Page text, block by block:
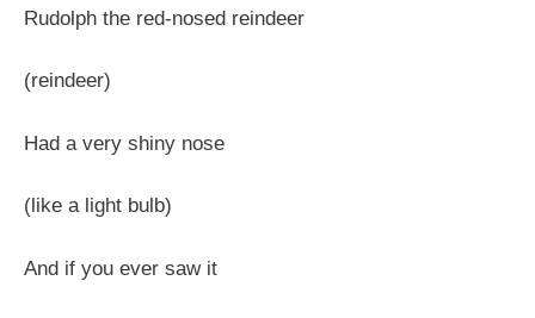
Rudolph the red-nosed reindeer
(reindeer)
Had a very shiny nose
(like a light bulb)
And if you ever saw it